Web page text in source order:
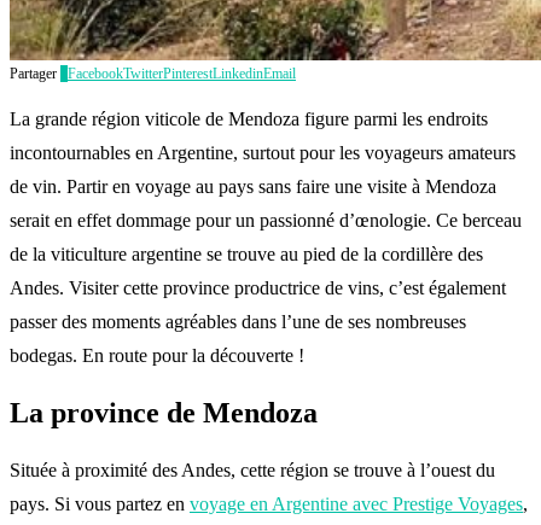
Partager FacebookTwitterPinterestLinkedinEmail
La grande région viticole de Mendoza figure parmi les endroits
incontournables en Argentine, surtout pour les voyageurs amateurs
de vin. Partir en voyage au pays sans faire une visite à Mendoza
serait en effet dommage pour un passionné d’œnologie. Ce berceau
de la viticulture argentine se trouve au pied de la cordillère des
Andes. Visiter cette province productrice de vins, c’est également
passer des moments agréables dans l’une de ses nombreuses
bodegas. En route pour la découverte !
La province de Mendoza
Située à proximité des Andes, cette région se trouve à l’ouest du
pays. Si vous partez en voyage en Argentine avec Prestige Voyages,